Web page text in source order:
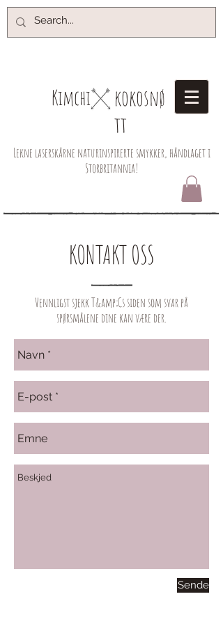
Kimchi​
kokosnø
tt
Lekne laserskårne naturinspirerte smykker, håndlaget i
Storbritannia!
KONTAKT OSS
Vennligst sjekk T&amp;Cs siden som svar på
spørsmålene dine kan være der.
Sende